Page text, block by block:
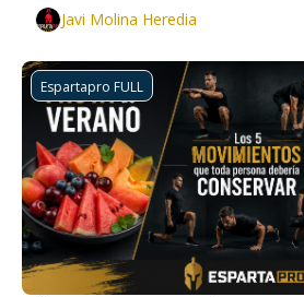
Javi Molina Heredia
Espartapro FULL